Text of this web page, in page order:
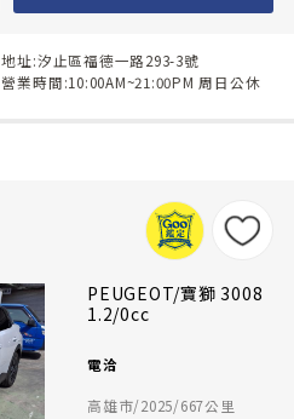
地址:汐止區福德一路293-3號
營業時間:10:00AM~21:00PM 周日公休
PEUGEOT/寶獅 3008
1.2/0cc
電洽
高雄市/2025/667公里